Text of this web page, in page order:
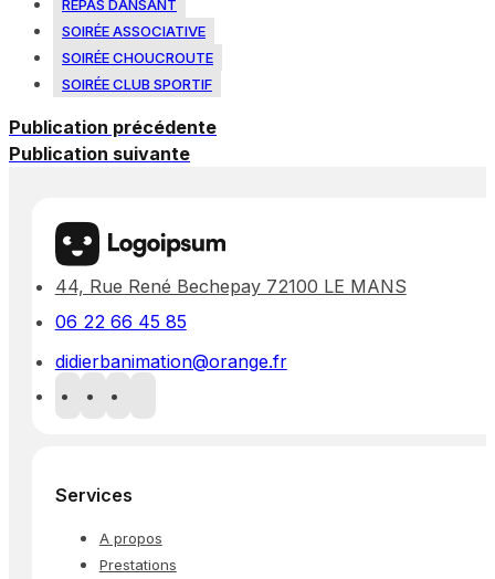
REPAS DANSANT
SOIRÉE ASSOCIATIVE
SOIRÉE CHOUCROUTE
SOIRÉE CLUB SPORTIF
Publication précédente
Publication suivante
44, Rue René Bechepay 72100 LE MANS
06 22 66 45 85
didierbanimation@orange.fr
Services
A propos
Prestations